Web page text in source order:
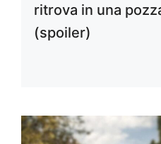
ritrova in una
(spoiler)